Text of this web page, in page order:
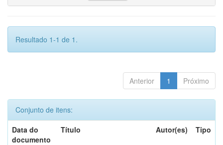
Resultado 1-1 de 1.
Anterior 1 Próximo
Conjunto de itens:
Data do
documento
Título Autor(es) Tipo